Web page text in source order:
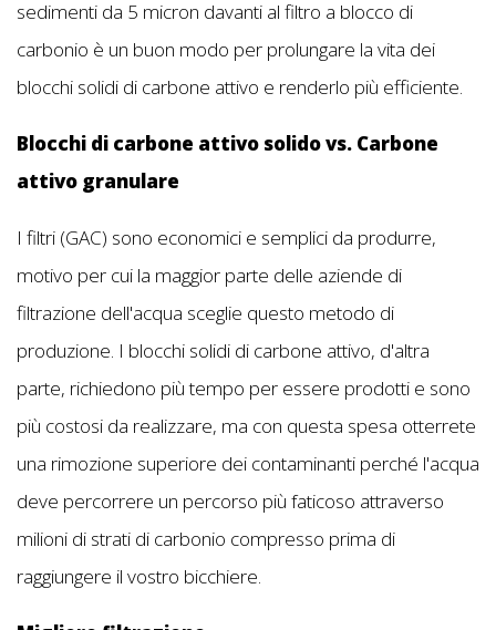
sedimenti da 5 micron davanti al filtro a blocco di
carbonio è un buon modo per prolungare la vita dei
blocchi solidi di carbone attivo e renderlo più efficiente.
Blocchi di carbone attivo solido vs. Carbone
attivo granulare
I filtri (GAC) sono economici e semplici da produrre,
motivo per cui la maggior parte delle aziende di
filtrazione dell'acqua sceglie questo metodo di
produzione. I blocchi solidi di carbone attivo, d'altra
parte, richiedono più tempo per essere prodotti e sono
più costosi da realizzare, ma con questa spesa otterrete
una rimozione superiore dei contaminanti perché l'acqua
deve percorrere un percorso più faticoso attraverso
milioni di strati di carbonio compresso prima di
raggiungere il vostro bicchiere.